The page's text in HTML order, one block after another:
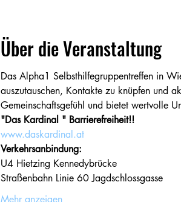
Über die Veranstaltung
Das Alpha1 Selbsthilfegruppentreffen in
auszutauschen, Kontakte zu knüpfen und
Gemeinschaftsgefühl und bietet wertvolle
"Das Kardinal " Barrierefreiheit!!
www.daskardinal.at
Verkehrsanbindung:
U4 Hietzing Kennedybrücke
Straßenbahn Linie 60 Jagdschlossgasse
Mehr anzeigen